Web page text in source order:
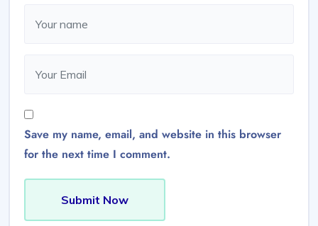
Save my name, email, and website in this browser
for the next time I comment.
Submit Now